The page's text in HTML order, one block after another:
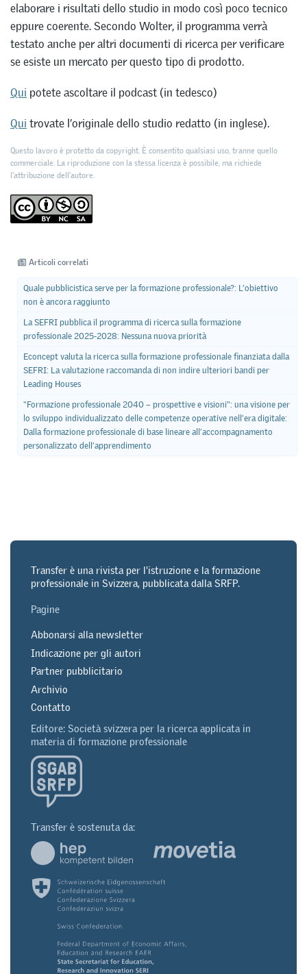
elaborare i risultati dello studio in modo così poco tecnico
eppure coerente. Secondo Wolter, il programma verrà
testato anche per altri documenti di ricerca per verificare
se esiste un mercato per questo tipo di prodotto.
Qui potete ascoltare il podcast (in tedesco)
Qui trovate l’originale dello studio redatto (in inglese).
Questo lavoro è protetto da copyright. È consentito qualsiasi uso, tranne quello
commerciale. La riproduzione con la stessa licenza è possibile, ma richiede
l'attribuzione dell’autore.
Articoli correlati
Quale pubblicistica serve per la formazione professionale?: L’obiettivo
non è ancora raggiunto
La SEFRI pubblica il programma di ricerca sulla formazione
professionale 2025-2028: Nessuna nuova priorità
Econcept valuta la ricerca sulla formazione professionale finanziata dalla
SEFRI: La valutazione raccomanda di non indire ulteriori bandi per
Leading Houses
"Formazione professionale 2040 – prospettive e visioni": una visione per
lo sviluppo individualizzato delle competenze operative nell’era digitale:
Dalla formazione professionale di base lineare all’accompagnamento
personalizzato dell’apprendimento
Transfer è una rivista per l'istruzione e la formazione
professionale in Svizzera, pubblicata dalla SRFP.
Pagine
Abbonarsi alla newsletter
Indicazione per gli autori
Partner pubblicitario
Archivio
Contatto
Editore: Società svizzera per la ricerca applicata in
materia di formazione professionale
Transfer è sostenuta da: